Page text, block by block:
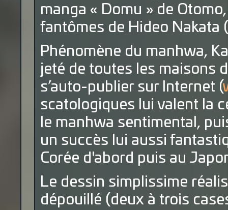
manga « Domu » de
fantômes de Hideo Nakata
Phénomène du manhwa,
jeté de toutes les maisons
s’auto-publier sur Internet (
scatologiques lui valent la
le manhwa sentimental,
un succès lui aussi
Corée d'abord puis au
Le dessin simplissime
dépouillé (deux à trois